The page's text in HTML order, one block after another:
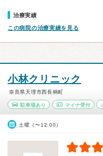
治療実績
この病院の治療実績を見る
小林クリニック
奈良県天理市西長柄町
駐車場あり マイナ受付
土曜（〜12:00）